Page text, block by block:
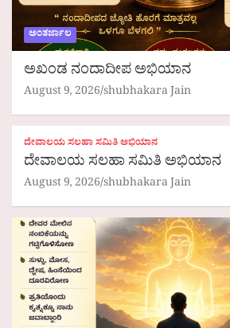
ಅಂತರ್ಜಾಲ
ಅಖಂಡ ನಂದಾದೀಪ ಅಭಿಯಾನ
August 9, 2026 shubhakara Jain
ದೇವಾಲಯ ಸಲಹಾ ಸಮಿತಿ ಅಭಿಯಾನ
ದೇವಾಲಯ ಸಲಹಾ ಸಮಿತಿ ಅಭಿಯಾನ
August 9, 2026 shubhakara Jain